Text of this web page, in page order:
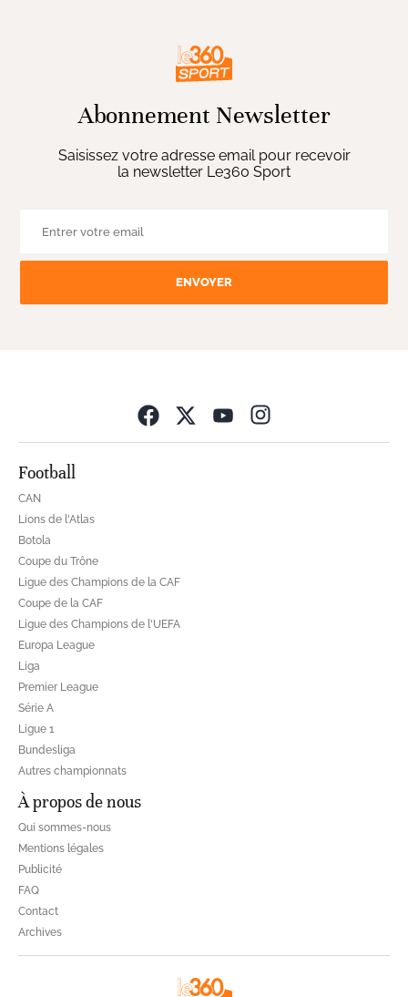
Abonnement Newsletter
Saisissez votre adresse email pour recevoir
la newsletter Le360 Sport
ENVOYER
Football
CAN
Lions de l'Atlas
Botola
Coupe du Trône
Ligue des Champions de la CAF
Coupe de la CAF
Ligue des Champions de l'UEFA
Europa League
Liga
Premier League
Série A
Ligue 1
Bundesliga
Autres championnats
À propos de nous
Qui sommes-nous
Mentions légales
Publicité
FAQ
Contact
Archives